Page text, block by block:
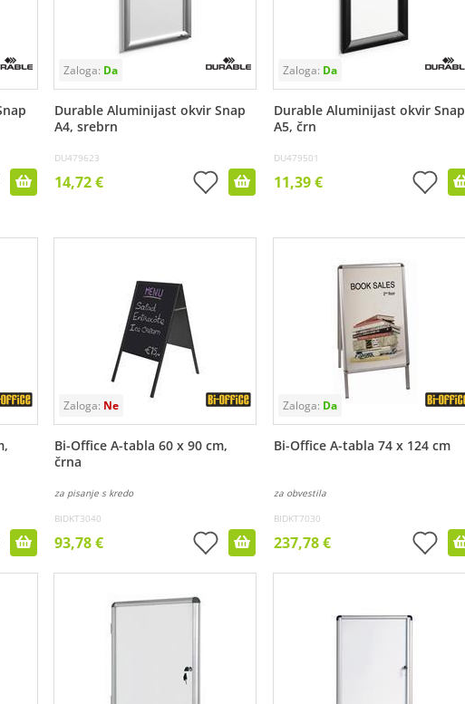
Durable Aluminijast okvir Snap
A4, srebrn
DU479623
14,72 €
Durable Aluminijast okvir Snap
A5, črn
DU479501
11,39 €
Bi-Office A-tabla 60 x 90 cm,
črna
za pisanje s kredo
BIDKT3040
93,78 €
Bi-Office A-tabla 74 x 124 cm
za obvestila
BIDKT7030
237,78 €